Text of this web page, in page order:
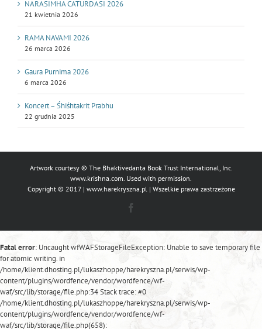
NARASIMHA CATURDASI 2026
21 kwietnia 2026
RAMA NAVAMI 2026
26 marca 2026
Gaura Purnima 2026
6 marca 2026
Koncert – Śhiśhtakrit Prabhu
22 grudnia 2025
Artwork courtesy © The Bhaktivedanta Book Trust International, Inc.
www.krishna.com . Used with permission.
Copyright © 2017 | www.harekryszna.pl | Wszelkie prawa zastrzeżone
Fatal error: Uncaught wfWAFStorageFileException: Unable to save temporary file
for atomic writing. in
/home/klient.dhosting.pl/lukaszhoppe/harekryszna.pl/serwis/wp-
content/plugins/wordfence/vendor/wordfence/wf-
waf/src/lib/storage/file.php:34 Stack trace: #0
/home/klient.dhosting.pl/lukaszhoppe/harekryszna.pl/serwis/wp-
content/plugins/wordfence/vendor/wordfence/wf-
waf/src/lib/storage/file.php(658):